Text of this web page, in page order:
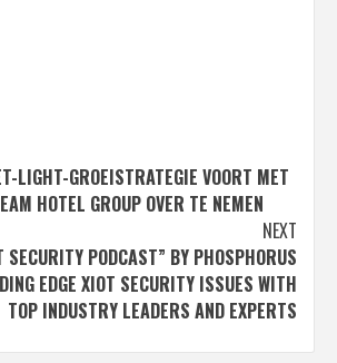
LIGHT-GROEISTRATEGIE VOORT MET
HOTEL GROUP OVER TE NEMEN
NEXT
SECURITY PODCAST” BY PHOSPHORUS
EDGE XIOT SECURITY ISSUES WITH
TOP INDUSTRY LEADERS AND EXPERTS